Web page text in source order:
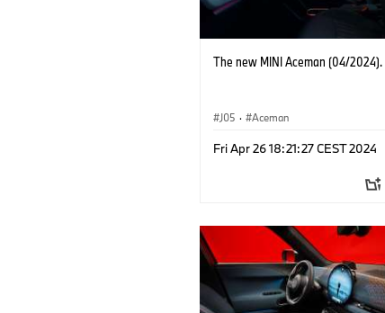
The new MINI Aceman (04/2024).
J05 · Aceman
Fri Apr 26 18:21:27 CEST 2024